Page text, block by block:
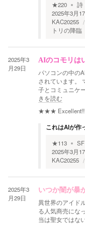
★220 詩
2025年3月
KAC20255
トリの降臨
2025年3
月29日
AIのコモリは
パソコンの中の
されています。
子とコミュニケ
きを読む
★★★ Excellent!!!
これはAIが作
★113 SF
2025年3月
KAC20255
2025年3
月29日
いつか闇が暴
異世界のアイド
る人気商売にな
当は聖女ではな